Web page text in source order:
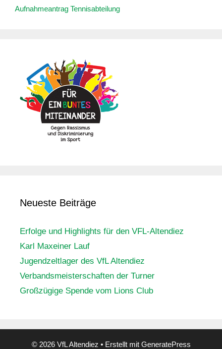
Aufnahmeantrag Tennisabteilung
Neueste Beiträge
Erfolge und Highlights für den VFL-Altendiez
Karl Maxeiner Lauf
Jugendzeltlager des VfL Altendiez
Verbandsmeisterschaften der Turner
Großzügige Spende vom Lions Club
© 2026 VfL Altendiez • Erstellt mit GeneratePress